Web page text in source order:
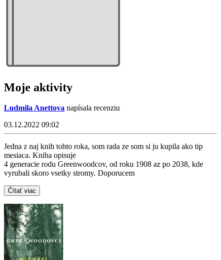
Moje aktivity
Ludmila Anettova napísala recenziu
03.12.2022 09:02
Jedna z naj knih tohto roka, som rada ze som si ju kupila ako tip
mesiaca. Kniha opisuje
4 generacie rodu Greenwoodcov, od roku 1908 az po 2038, kde
vyrubali skoro vsetky stromy. Doporucem
Čítať viac